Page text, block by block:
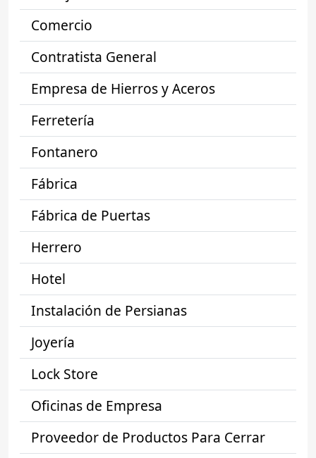
Comercio
Contratista General
Empresa de Hierros y Aceros
Ferretería
Fontanero
Fábrica
Fábrica de Puertas
Herrero
Hotel
Instalación de Persianas
Joyería
Lock Store
Oficinas de Empresa
Proveedor de Productos Para Cerrar